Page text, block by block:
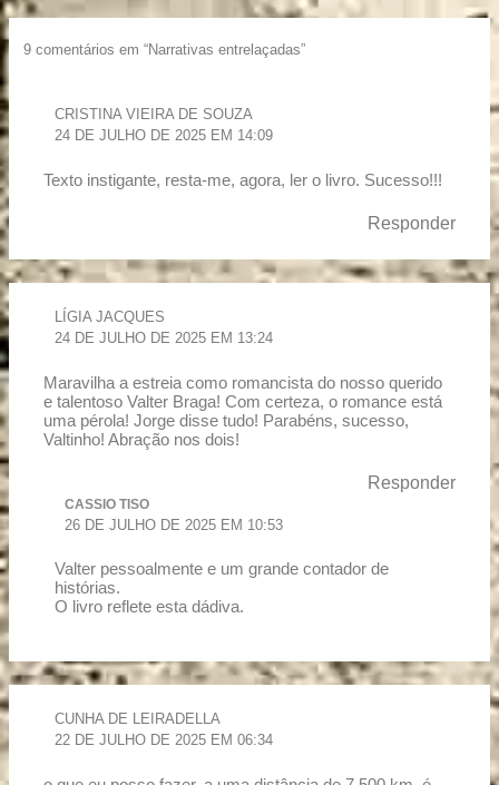
9 comentários em “Narrativas entrelaçadas”
CRISTINA VIEIRA DE SOUZA
24 DE JULHO DE 2025 EM 14:09
Texto instigante, resta-me, agora, ler o livro. Sucesso!!!
Responder
LÍGIA JACQUES
24 DE JULHO DE 2025 EM 13:24
Maravilha a estreia como romancista do nosso querido
e talentoso Valter Braga! Com certeza, o romance está
uma pérola! Jorge disse tudo! Parabéns, sucesso,
Valtinho! Abração nos dois!
Responder
CASSIO TISO
26 DE JULHO DE 2025 EM 10:53
Valter pessoalmente e um grande contador de
histórias.
O livro reflete esta dádiva.
CUNHA DE LEIRADELLA
22 DE JULHO DE 2025 EM 06:34